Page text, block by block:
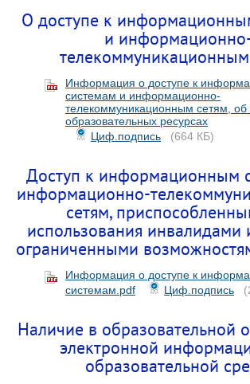
О доступе к
и
Информация о доступе к
системам и информационно-
телекоммуникационным сетям, об
образовательных ресурсах
Циф.подпись
(664 КБ)
Доступ к информационным
информационно-
сетям,
использования инвалидами
ограниченными
Информация о доступе к
системам.pdf
Циф.подпись
Наличие в образовательной
электронной
образовательной